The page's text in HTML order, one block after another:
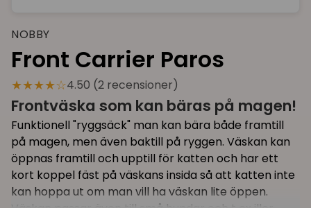
NOBBY
Front Carrier Paros
★★★★☆4.50 (2 recensioner)
Frontväska som kan bäras på magen!
Funktionell "ryggsäck" man kan bära både framtill
på magen, men även baktill på ryggen. Väskan kan
öppnas framtill och upptill för katten och har ett
kort koppel fäst på väskans insida så att katten inte
kan hoppa ut om man vill ha väskan lite öppen.